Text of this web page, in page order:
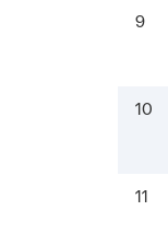
9
10
11